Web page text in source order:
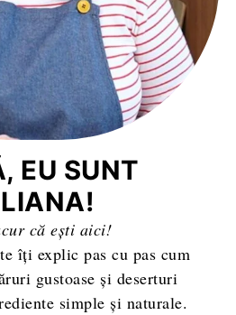
EU SUNT
că ești aici!
îți explic pas cu pas cum
gustoase și deserturi
simple și naturale.